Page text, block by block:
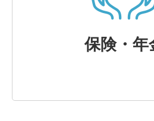
保険・年